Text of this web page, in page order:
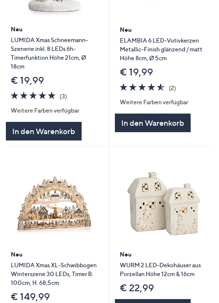
Neu
LUMIDA Xmas Schneemann-
Szenerie inkl. 8 LEDs 6h-
Timerfunktion Höhe 21cm, Ø
18cm
€ 19,99
5.0
von
5
(3)3
Weitere Farben verfügbar
In den Warenkorb
Neu
ELAMBIA 6 LED-Votivkerzen
Metallic-Finish glänzend / matt
Höhe 8cm, Ø 5cm
€ 19,99
4.5
von
5
(2)2
Weitere Farben verfügbar
In den Warenkorb
Neu
LUMIDA Xmas XL-Schwibbogen
Winterszene 30 LEDs, Timer B.
100cm, H. 68,5cm
€ 149,99
Neu
WURM 2 LED-Dekohäuser aus
Porzellan Höhe 12cm & 16cm
€ 22,99